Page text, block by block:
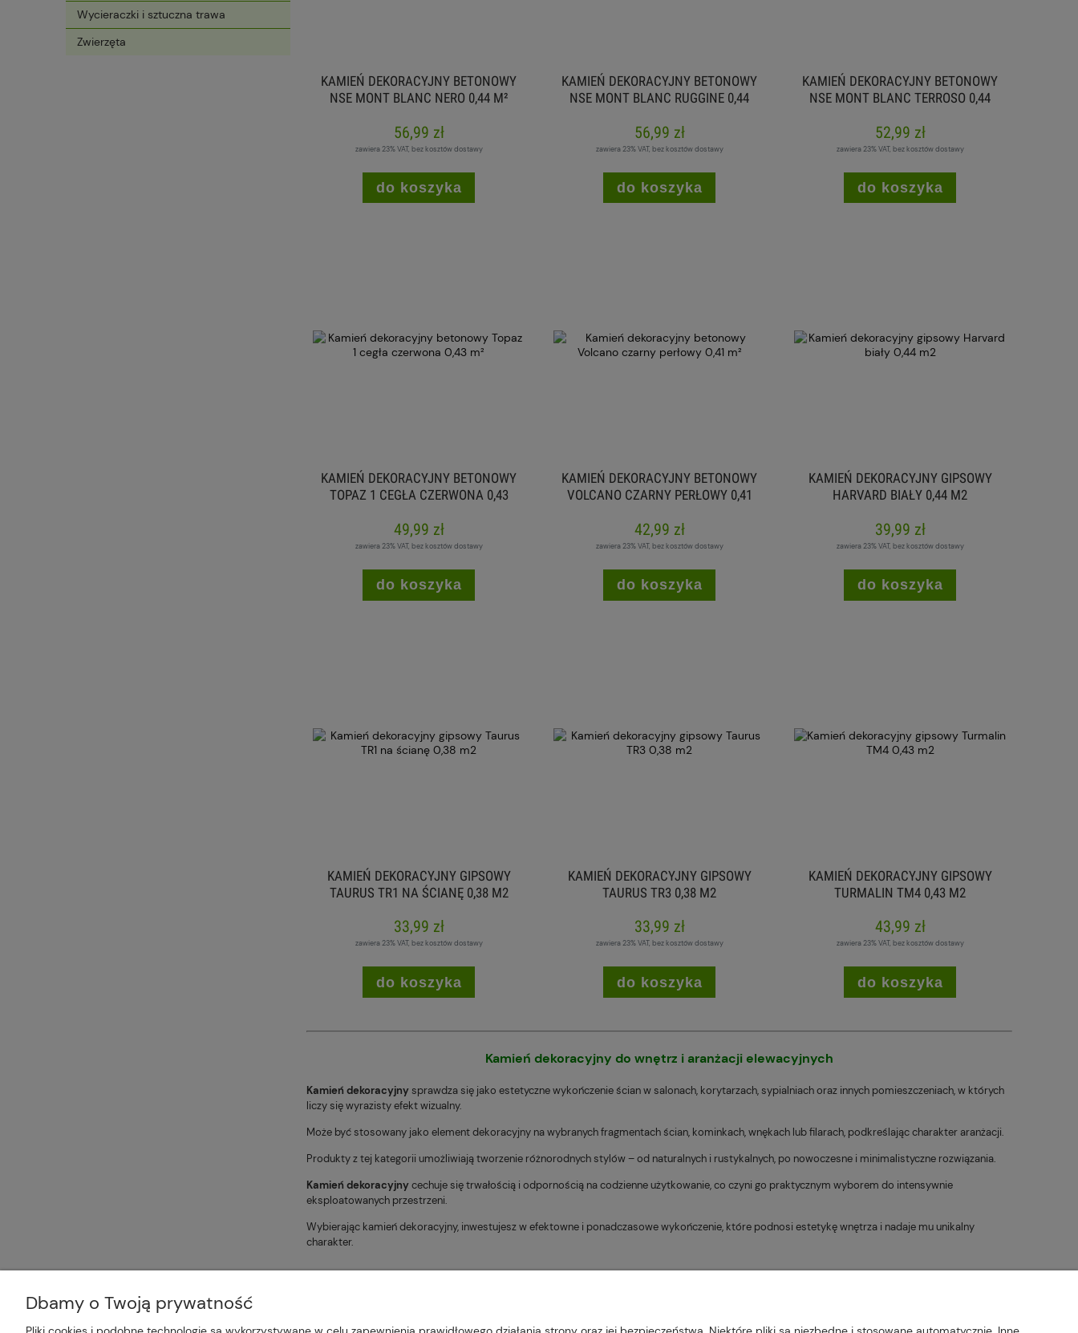
Wycieraczki i sztuczna trawa
Zwierzęta
KAMIEŃ DEKORACYJNY BETONOWY
NSE MONT BLANC NERO 0,44 M²
56,99 zł
zawiera 23% VAT, bez kosztów dostawy
do koszyka
KAMIEŃ DEKORACYJNY BETONOWY
NSE MONT BLANC RUGGINE 0,44
56,99 zł
zawiera 23% VAT, bez kosztów dostawy
do koszyka
KAMIEŃ DEKORACYJNY BETONOWY
NSE MONT BLANC TERROSO 0,44
52,99 zł
zawiera 23% VAT, bez kosztów dostawy
do koszyka
KAMIEŃ DEKORACYJNY BETONOWY
TOPAZ 1 CEGŁA CZERWONA 0,43
49,99 zł
zawiera 23% VAT, bez kosztów dostawy
do koszyka
KAMIEŃ DEKORACYJNY BETONOWY
VOLCANO CZARNY PERŁOWY 0,41
42,99 zł
zawiera 23% VAT, bez kosztów dostawy
do koszyka
KAMIEŃ DEKORACYJNY GIPSOWY
HARVARD BIAŁY 0,44 M2
39,99 zł
zawiera 23% VAT, bez kosztów dostawy
do koszyka
KAMIEŃ DEKORACYJNY GIPSOWY
TAURUS TR1 NA ŚCIANĘ 0,38 M2
33,99 zł
zawiera 23% VAT, bez kosztów dostawy
do koszyka
KAMIEŃ DEKORACYJNY GIPSOWY
TAURUS TR3 0,38 M2
33,99 zł
zawiera 23% VAT, bez kosztów dostawy
do koszyka
KAMIEŃ DEKORACYJNY GIPSOWY
TURMALIN TM4 0,43 M2
43,99 zł
zawiera 23% VAT, bez kosztów dostawy
do koszyka
Kamień dekoracyjny do wnętrz i aranżacji elewacyjnych
Kamień dekoracyjny sprawdza się jako estetyczne wykończenie ścian w salonach, korytarzach, sypialniach oraz innych pomieszczeniach, w których
liczy się wyrazisty efekt wizualny.
Może być stosowany jako element dekoracyjny na wybranych fragmentach ścian, kominkach, wnękach lub filarach, podkreślając charakter aranżacji.
Produkty z tej kategorii umożliwiają tworzenie różnorodnych stylów – od naturalnych i rustykalnych, po nowoczesne i minimalistyczne rozwiązania.
Kamień dekoracyjnycechuje się trwałością i odpornością na codzienne użytkowanie, co czyni go praktycznym wyborem do intensywnie
eksploatowanych przestrzeni.
Wybierając kamień dekoracyjny, inwestujesz w efektowne i ponadczasowe wykończenie, które podnosi estetykę wnętrza i nadaje mu unikalny
charakter.
Plus Market Sp. z o.o. | Zakręcie 2K, 22-300 Krasnystaw, woj. lubelskie | sklep@plus-market.pl | tel: 607 770 953 | NIP: 5170405164
Dbamy o Twoją prywatność